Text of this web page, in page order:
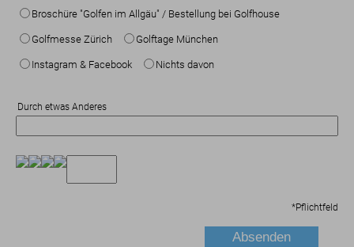
Broschüre "Golfen im Allgäu" / Bestellung bei Golfhouse
Golfmesse Zürich Golftage München
Instagram & Facebook Nichts davon
Durch etwas Anderes
*Pflichtfeld